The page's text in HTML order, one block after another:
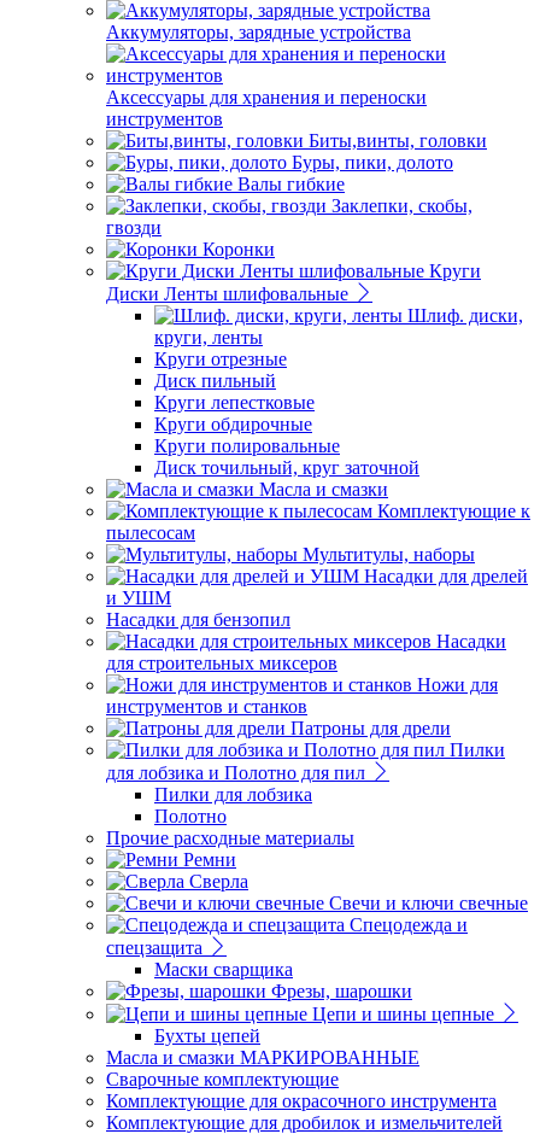
Аккумуляторы, зарядные устройства
Аксессуары для хранения и переноски
инструментов
Биты,винты, головки
Буры, пики, долото
Валы гибкие
Заклепки, скобы,
гвозди
Коронки
Круги
Диски Ленты шлифовальные
Шлиф. диски,
круги, ленты
Круги отрезные
Диск пильный
Круги лепестковые
Круги обдирочные
Круги полировальные
Диск точильный, круг заточной
Масла и смазки
Комплектующие к
пылесосам
Мультитулы, наборы
Насадки для дрелей
и УШМ
Насадки для бензопил
Насадки
для строительных миксеров
Ножи для
инструментов и станков
Патроны для дрели
Пилки
для лобзика и Полотно для пил
Пилки для лобзика
Полотно
Прочие расходные материалы
Ремни
Сверла
Свечи и ключи свечные
Спецодежда и
спецзащита
Маски сварщика
Фрезы, шарошки
Цепи и шины цепные
Бухты цепей
Масла и смазки МАРКИРОВАННЫЕ
Сварочные комплектующие
Комплектующие для окрасочного инструмента
Комплектующие для дробилок и измельчителей